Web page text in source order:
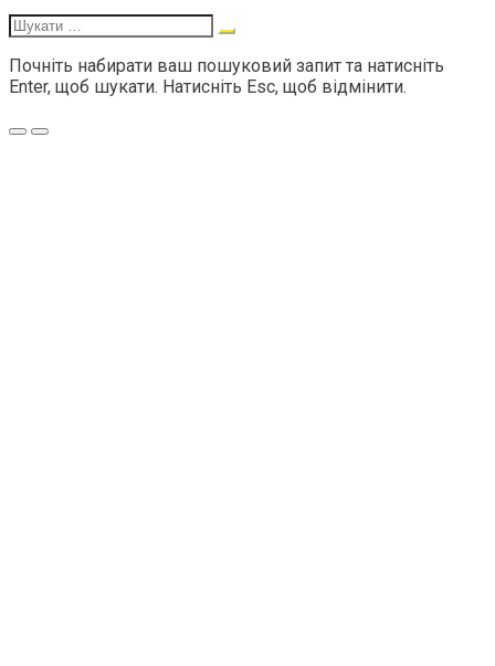
Шукати:
Почніть набирати ваш пошуковий запит та натисніть
Enter, щоб шукати. Натисніть Esc, щоб відмінити.
Меню